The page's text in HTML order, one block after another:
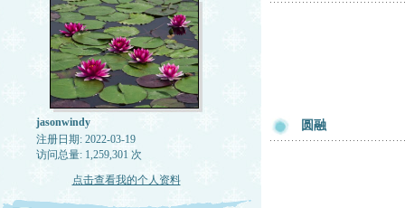
jasonwindy
注册日期: 2022-03-19
访问总量: 1,259,301 次
点击查看我的个人资料
圆融